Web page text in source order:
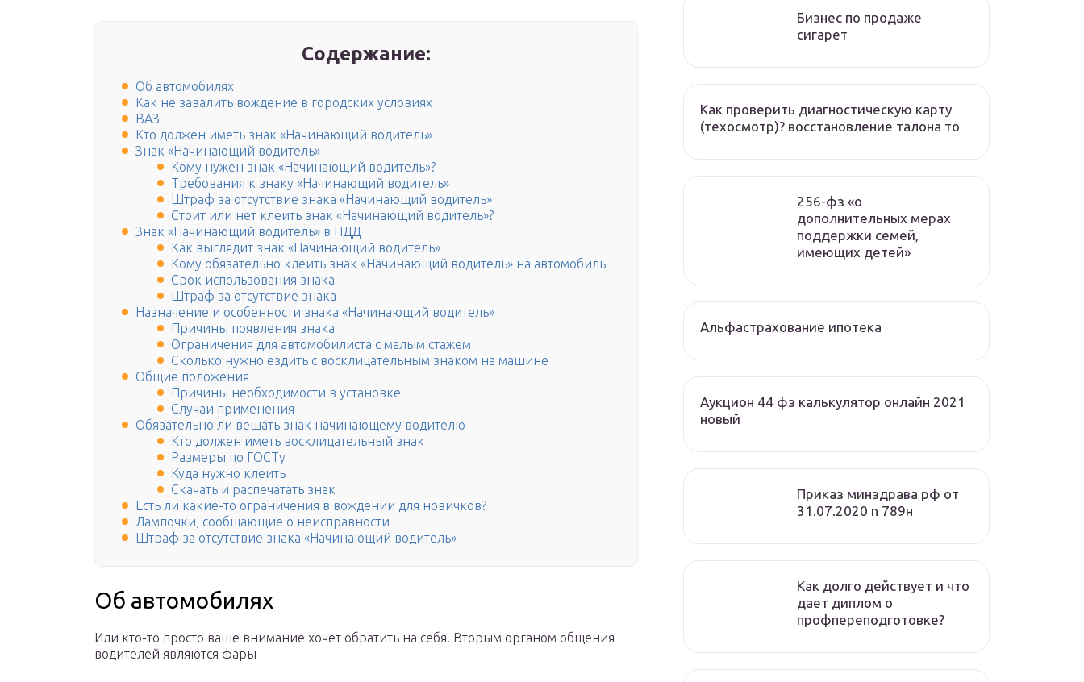
Содержание:
Об автомобилях
Как не завалить вождение в городских условиях
ВАЗ
Кто должен иметь знак «Начинающий водитель»
Знак «Начинающий водитель»
Кому нужен знак «Начинающий водитель»?
Требования к знаку «Начинающий водитель»
Штраф за отсутствие знака «Начинающий водитель»
Стоит или нет клеить знак «Начинающий водитель»?
Знак «Начинающий водитель» в ПДД
Как выглядит знак «Начинающий водитель»
Кому обязательно клеить знак «Начинающий водитель» на автомобиль
Срок использования знака
Штраф за отсутствие знака
Назначение и особенности знака «Начинающий водитель»
Причины появления знака
Ограничения для автомобилиста с малым стажем
Сколько нужно ездить с восклицательным знаком на машине
Общие положения
Причины необходимости в установке
Случаи применения
Обязательно ли вешать знак начинающему водителю
Кто должен иметь восклицательный знак
Размеры по ГОСТу
Куда нужно клеить
Скачать и распечатать знак
Есть ли какие-то ограничения в вождении для новичков?
Лампочки, сообщающие о неисправности
Штраф за отсутствие знака «Начинающий водитель»
Об автомобилях
Или кто-то просто ваше внимание хочет обратить на себя. Вторым органом общения
водителей являются фары
Бизнес по продаже
сигарет
Как проверить диагностическую карту
(техосмотр)? восстановление талона то
256-фз «о
дополнительных мерах
поддержки семей,
имеющих детей»
Альфастрахование ипотека
Аукцион 44 фз калькулятор онлайн 2021
новый
Приказ минздрава рф от
31.07.2020 n 789н
Как долго действует и что
дает диплом о
профпереподготовке?